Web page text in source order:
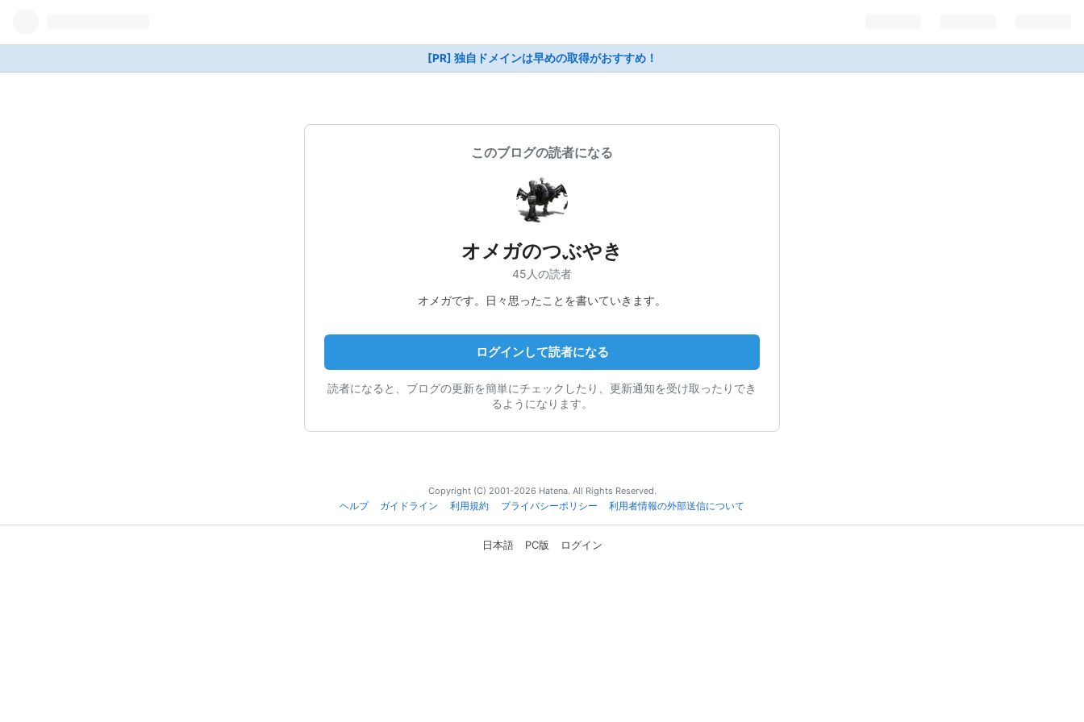
[PR] 独自ドメインは早めの取得がおすすめ！
このブログの読者になる
オメガのつぶやき
45人の読者
オメガです。日々思ったことを書いていきます。
ログインして読者になる
読者になると、ブログの更新を簡単にチェックしたり、更新通知を受け取ったりでき
るようになります。
Copyright (C) 2001-2026 Hatena. All Rights Reserved.
ヘルプ
ガイドライン 利用規約 プライバシーポリシー 利用者情報の外部送信について
日本語 PC版 ログイン